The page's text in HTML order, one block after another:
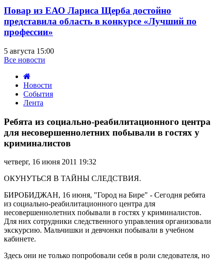
Повар из ЕАО Лариса Щерба достойно
представила область в конкурсе «Лучший по
профессии»
5 августа 15:00
Все новости
Новости
События
Лента
из
социально-
реабилитационного
центра
несовершеннолетних
в
у
криминалистов
Ребята из социально-реабилитационного центра
для несовершеннолетних побывали в гостях у
криминалистов
четверг, 16 июня 2011 19:32
ОКУНУТЬСЯ В ТАЙНЫ СЛЕДСТВИЯ.
БИРОБИДЖАН, 16 июня, "Город на Бире" - Сегодня ребята
из социально-реабилитационного центра для
несовершеннолетних побывали в гостях у криминалистов.
Для них сотрудники следственного управления организовали
экскурсию. Мальчишки и девчонки побывали в учебном
кабинете.
Здесь они не только попробовали себя в роли следователя, но